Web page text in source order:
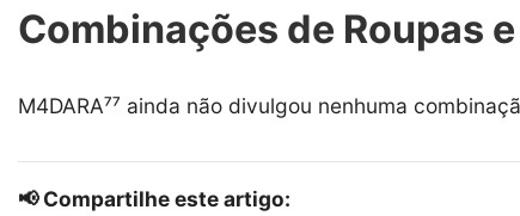
Combinações de Roupas e
ㅤM4DARA⁷⁷ ainda não divulgou nenhuma
📢 Compartilhe este artigo: